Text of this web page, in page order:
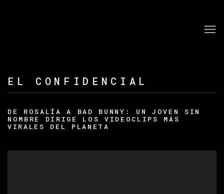
EL CONFIDENCIAL
DE ROSALÍA A BAD BUNNY: UN JOVEN SIN
NOMBRE DIRIGE LOS VIDEOCLIPS MÁS
VIRALES DEL PLANETA